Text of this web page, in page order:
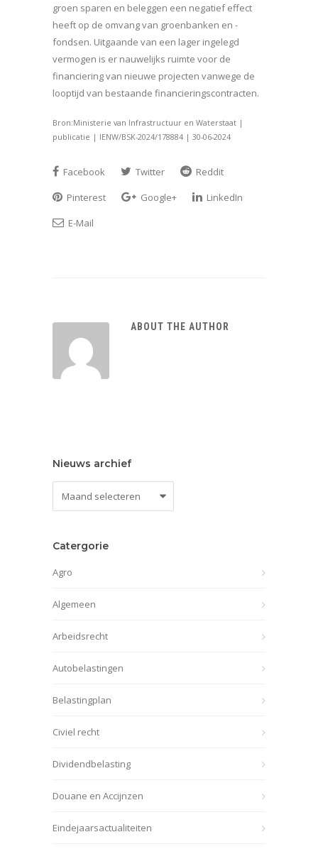
groen sparen en beleggen een negatief effect
heeft op de omvang van groenbanken en -
fondsen. Uitgaande van een lager ingelegd
vermogen is er nauwelijks ruimte voor de
financiering van nieuwe projecten vanwege de
looptijd van bestaande financieringscontracten.
Bron:Ministerie van Infrastructuur en Waterstaat |
publicatie | IENW/BSK-2024/178884 | 30-06-2024
Facebook Twitter
Reddit
Pinterest
Google+
LinkedIn
E-Mail
ABOUT THE AUTHOR
Nieuws archief
Catergorie
Agro
Algemeen
Arbeidsrecht
Autobelastingen
Belastingplan
Civiel recht
Dividendbelasting
Douane en Accijnzen
Eindejaarsactualiteiten